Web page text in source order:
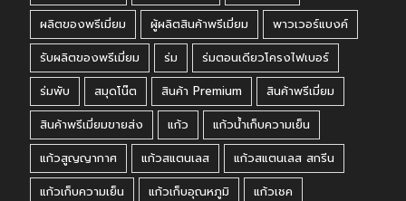
ผลิตของพรีเมี่ยม
ผู้ผลิตสินค้าพรีเมี่ยม
พาวเวอร์แบงค์
รับผลิตของพรีเมี่ยม
ร่ม
ร่มตอนเดียวโครงไฟเบอร์
ร่มพับ
สมุดโน๊ต สินค้า Premium
สินค้าพรีเมี่ยม
สินค้าพรีเมี่ยมขายส่ง
แก้ว
แก้วน้ำเก็บความเย็น
แก้วสูญญากาศ
แก้วสแตนเลส
แก้วสแตนเลส สกรีน
แก้วเก็บความเย็น
แก้วเก็บอุณหภูมิ
แก้วเชค